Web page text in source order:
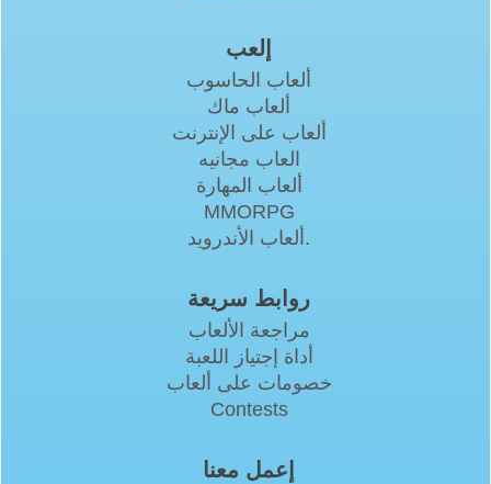
إلعب
ألعاب الحاسوب
ألعاب ماك
ألعاب على الإنترنت
العاب مجانيه
ألعاب المهارة
MMORPG
ألعاب الأندرويد.
روابط سريعة
مراجعة الألعاب
أداة إجتياز اللعبة
خصومات على ألعاب
Contests
إعمل معنا